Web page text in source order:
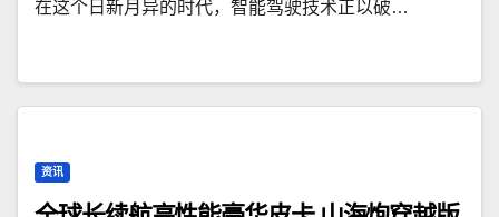
在这个日新月异的时代，智能驾驶技术正以破…
资讯